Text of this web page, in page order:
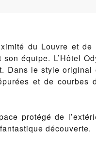
du Louvre et de
équipe. L’Hôtel
Dans le style original
et de courbes
protégé de
découverte.